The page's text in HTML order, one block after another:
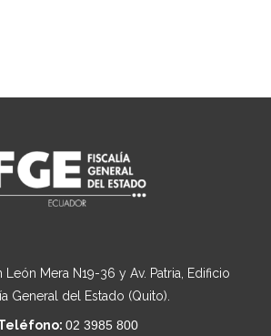
León Mera N19-36 y Av. Patria, Edificio
General del Estado (Quito).
02 3985 800